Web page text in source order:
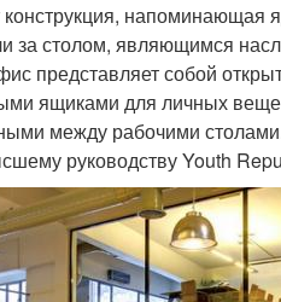
напоминающая
за столом, являющимся
представляет собой
ящиками для личных
между рабочими
руководству Youth